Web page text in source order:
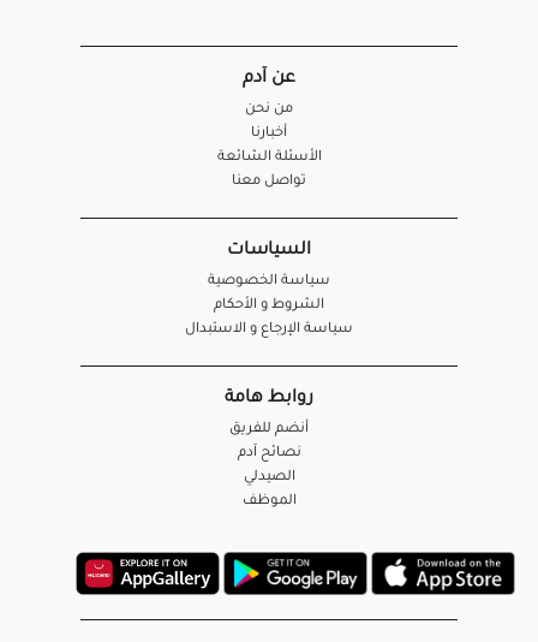
عن آدم
من نحن
أخبارنا
الأسئلة الشائعة
تواصل معنا
السياسات
سياسة الخصوصية
الشروط و الأحكام
سياسة الإرجاع و الاستبدال
روابط هامة
أنضم للفريق
نصائح آدم
الصيدلي
الموظف